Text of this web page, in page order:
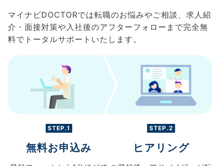
マイナビDOCTORでは転職のお悩みやご相談、求人紹
介・面接対策や入社後のアフターフォローまで完全無
料でトータルサポートいたします。
STEP.1
無料お申込み
STEP.2
ヒアリング